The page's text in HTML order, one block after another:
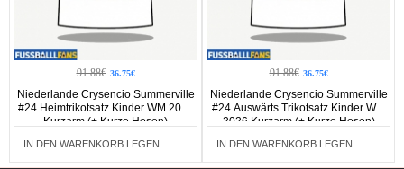
91.88€ 36.75€
Niederlande Crysencio Summerville
#24 Heimtrikotsatz Kinder WM 2026
Kurzarm (+ Kurze Hosen)
IN DEN WARENKORB LEGEN
91.88€ 36.75€
Niederlande Crysencio Summerville
#24 Auswärts Trikotsatz Kinder WM
2026 Kurzarm (+ Kurze Hosen)
IN DEN WARENKORB LEGEN